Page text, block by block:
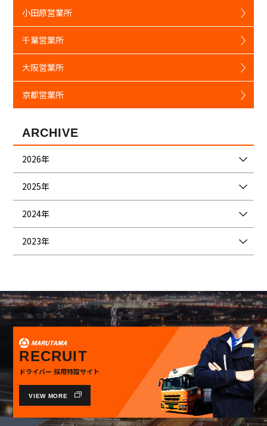
小田原営業所
千葉営業所
大阪営業所
京都営業所
ARCHIVE
2026年
2025年
2024年
2023年
RECRUIT
ドライバー 採用特設サイト
VIEW MORE